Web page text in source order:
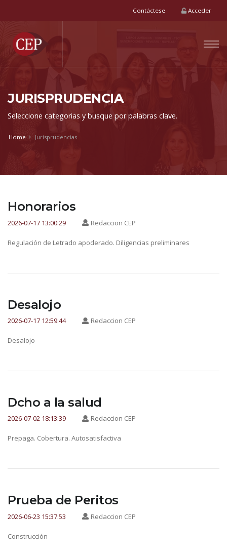
Contáctese Acceder
JURISPRUDENCIA
Seleccione categorias y busque por palabras clave.
Home Jurisprudencias
Honorarios
2026-07-17 13:00:29 Redaccion CEP
Regulación de Letrado apoderado. Diligencias preliminares
Desalojo
2026-07-17 12:59:44 Redaccion CEP
Desalojo
Dcho a la salud
2026-07-02 18:13:39 Redaccion CEP
Prepaga. Cobertura. Autosatisfactiva
Prueba de Peritos
2026-06-23 15:37:53 Redaccion CEP
Construcción